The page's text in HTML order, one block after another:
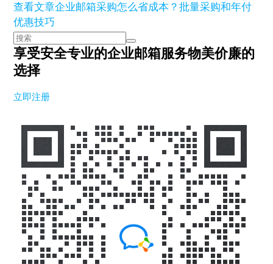
查看文章企业邮箱采购怎么省成本？批量采购和年付
优惠技巧
享受安全专业的企业邮箱服务物美价廉的
选择
立即注册